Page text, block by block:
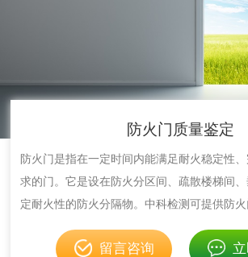
防火门质量鉴定
防火门是指在一定时间内能满足耐火稳定性
求的门。它是设在防火分区间、疏散楼梯间
定耐火性的防火分隔物。中科检测可提供防火
留言咨询
成分分析配方研发
防霉检测
消毒产品备案